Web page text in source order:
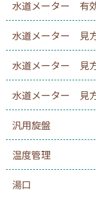
水道メーター 有
水道メーター 見
水道メーター 見
水道メーター 見
汎用旋盤
温度管理
湯口